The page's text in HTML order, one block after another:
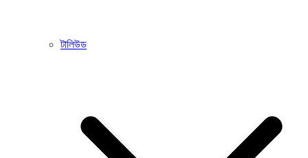
টালিউড